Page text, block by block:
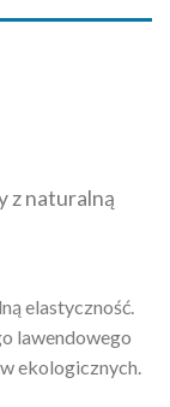
z naturalną
elastyczność.
lawendowego
ekologicznych.